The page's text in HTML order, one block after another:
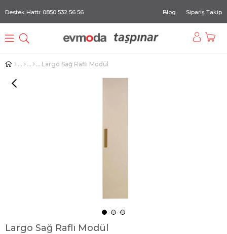
Destek Hattı: 0850 532 56 56 Blog Sipariş Takip
Largo Sağ Raflı Modül
Largo Sağ Raflı Modül